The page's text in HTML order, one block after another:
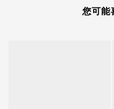
您可能